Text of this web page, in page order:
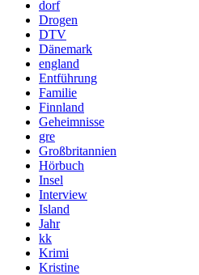
dorf
Drogen
DTV
Dänemark
england
Entführung
Familie
Finnland
Geheimnisse
gre
Großbritannien
Hörbuch
Insel
Interview
Island
Jahr
kk
Krimi
Kristine